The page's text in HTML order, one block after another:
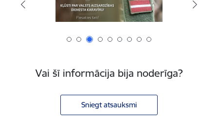
Vai šī informācija bija noderīga?
Sniegt atsauksmi